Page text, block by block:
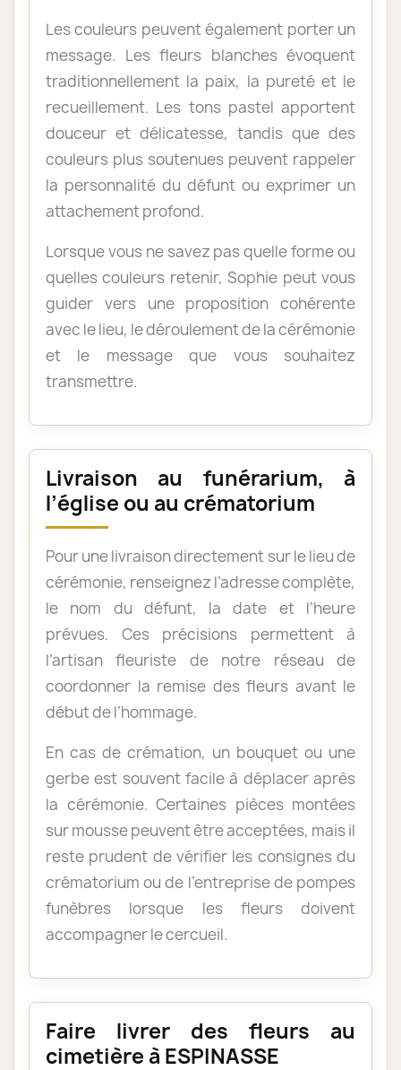
Les couleurs peuvent également porter un
message. Les fleurs blanches évoquent
traditionnellement la paix, la pureté et le
recueillement. Les tons pastel apportent
douceur et délicatesse, tandis que des
couleurs plus soutenues peuvent rappeler
la personnalité du défunt ou exprimer un
attachement profond.
Lorsque vous ne savez pas quelle forme ou
quelles couleurs retenir, Sophie peut vous
guider vers une proposition cohérente
avec le lieu, le déroulement de la cérémonie
et le message que vous souhaitez
transmettre.
Livraison au funérarium, à
l’église ou au crématorium
Pour une livraison directement sur le lieu de
cérémonie, renseignez l’adresse complète,
le nom du défunt, la date et l’heure
prévues. Ces précisions permettent à
l’artisan fleuriste de notre réseau de
coordonner la remise des fleurs avant le
début de l’hommage.
En cas de crémation, un bouquet ou une
gerbe est souvent facile à déplacer après
la cérémonie. Certaines pièces montées
sur mousse peuvent être acceptées, mais il
reste prudent de vérifier les consignes du
crématorium ou de l’entreprise de pompes
funèbres lorsque les fleurs doivent
accompagner le cercueil.
Faire livrer des fleurs au
cimetière à ESPINASSE